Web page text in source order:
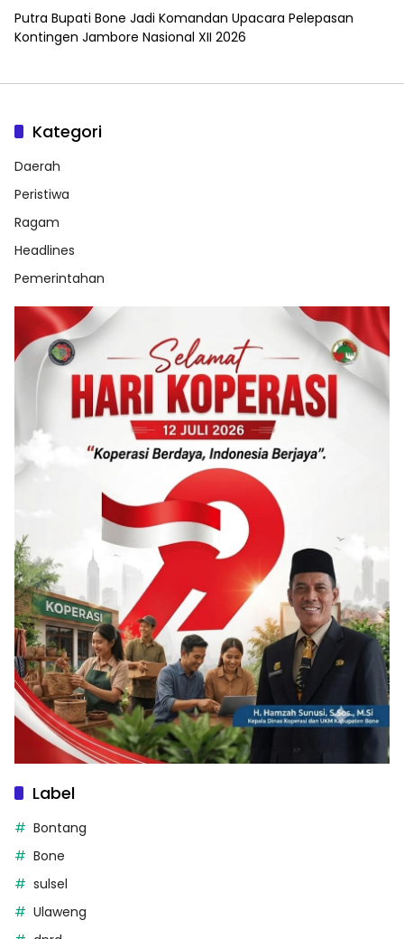
Putra Bupati Bone Jadi Komandan Upacara Pelepasan
Kontingen Jambore Nasional XII 2026
Kategori
Daerah
Peristiwa
Ragam
Headlines
Pemerintahan
Label
Bontang
Bone
sulsel
Ulaweng